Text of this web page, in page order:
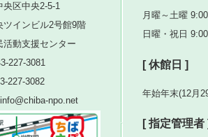
央区中央2-5-1
ツインビル2号館9階
活動支援センター
227-3081
227-3082
npo.net
月曜～土曜
日曜・祝日
[ 休館日 ]
年始年末(12月
[ 指定管理者